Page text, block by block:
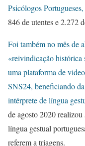
Psicólogos
846 de utentes e 2.272
Foi também no mês de
«reivindicação histórica
uma plataforma de
SNS24, beneficiando
intérprete de língua
de agosto 2020
língua gestual
referem a triagens.